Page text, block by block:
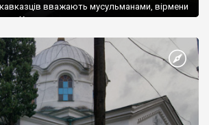
кавказців вважають мусульманами, вірмени
Христа